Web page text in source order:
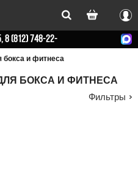
Вход
8 (812) 748-22-
бокса и фитнеса
БОКСА И ФИТНЕСА
Фильтры